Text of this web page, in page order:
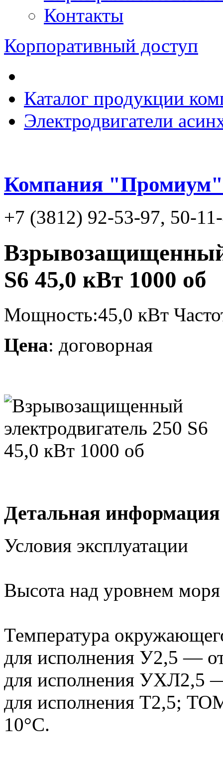
Контакты
Корпоративный доступ
Каталог продукции
Электродвигатели
Компания "Промиум"
+7 (3812) 92-53-97, 50-
Взрывозащищенный
S6 45,0 кВт 1000 об
Мощность:45,0 кВт
Цена: договорная
Детальная информация
Условия эксплуатации
Высота над уровнем
Температура
для исполнения У2,5 —
для исполнения УХЛ2,5
для исполнения Т2,5;
10°С.